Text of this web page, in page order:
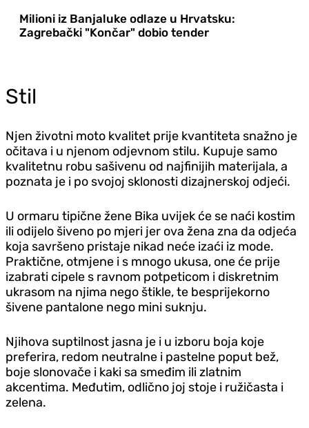
Milioni iz Banjaluke odlaze u Hrvatsku:
Zagrebački "Končar" dobio tender
Stil
Njen životni moto kvalitet prije kvantiteta snažno je
očitava i u njenom odjevnom stilu. Kupuje samo
kvalitetnu robu sašivenu od najfinijih materijala, a
poznata je i po svojoj sklonosti dizajnerskoj odjeći.
U ormaru tipične žene Bika uvijek će se naći kostim
ili odijelo šiveno po mjeri jer ova žena zna da odjeća
koja savršeno pristaje nikad neće izaći iz mode.
Praktične, otmjene i s mnogo ukusa, one će prije
izabrati cipele s ravnom potpeticom i diskretnim
ukrasom na njima nego štikle, te besprijekorno
šivene pantalone nego mini suknju.
Njihova suptilnost jasna je i u izboru boja koje
preferira, redom neutralne i pastelne poput bež,
boje slonovače i kaki sa smeđim ili zlatnim
akcentima. Međutim, odlično joj stoje i ružičasta i
zelena.